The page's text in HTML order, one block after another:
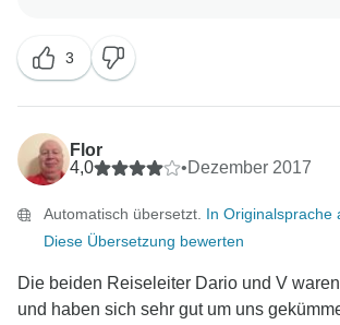
uns zu sehen... wo zum nächsten? Mit
3
Flor
4,0
•Dezember 2017
Automatisch übersetzt. In Originalsprache
Diese Übersetzung bewerten
Die beiden Reiseleiter Dario und V
und haben sich sehr gut um uns